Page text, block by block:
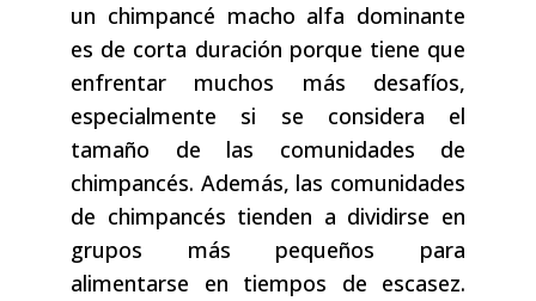
un chimpancé macho alfa dominante
es de corta duración porque tiene que
enfrentar muchos más desafíos,
especialmente si se considera el
tamaño de las comunidades de
chimpancés. Además, las comunidades
de chimpancés tienden a dividirse en
grupos más pequeños para
alimentarse en tiempos de escasez.